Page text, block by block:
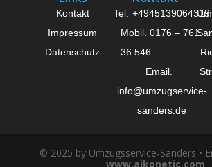
Kontakt
Impressum
Datenschutz
Tel. +4945139064319
Mobil. 0176 – 761
36 546
Email.
info@umzugservice-
sanders.de
© 2025 by Umzugsservice-Sanders •
www.aikonetic.com